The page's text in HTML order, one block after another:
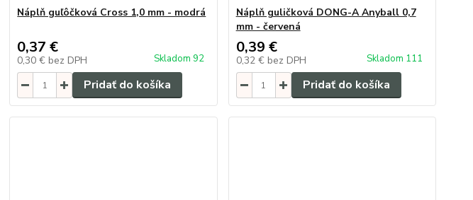
Náplň guľôčková Cross 1,0 mm - modrá
0,37 €
0,30 € bez DPH Skladom 92
Pridať do košíka
Náplň guličková DONG-A Anyball 0,7
mm - červená
0,39 €
0,32 € bez DPH Skladom 111
Pridať do košíka